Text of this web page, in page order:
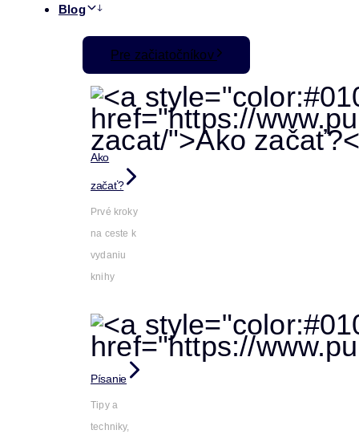
Blog
Pre začiatočníkov
Ako
začať?
Prvé kroky
na ceste k
vydaniu
knihy
Písanie
Tipy a
techniky,